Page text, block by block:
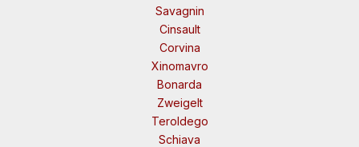
Savagnin
Cinsault
Corvina
Xinomavro
Bonarda
Zweigelt
Teroldego
Schiava